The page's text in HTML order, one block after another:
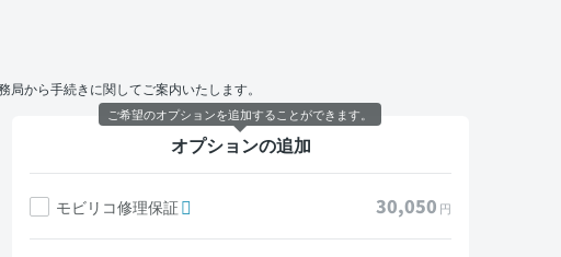
局から手続きに関してご案内いたします。
オプションの追加
モビリコ修理保証 30,050 円
ご希望のオプションを追加することができます。